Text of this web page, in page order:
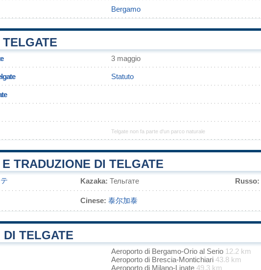
Bergamo
3 maggio
Statuto
Telgate non fa parte d'un parco naturale
TRADUZIONE DI TELGATE
Kazaka: Тельгате Russo:
Cinese: 泰尔加泰
TELGATE
Aeroporto di Bergamo-Orio al Serio 12.2 km
Aeroporto di Brescia-Montichiari 43.8 km
Aeroporto di Milano-Linate 49.3 km